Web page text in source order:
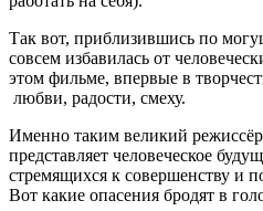
Так вот, приблизившись по
совсем избавилась от
этом фильме, впервые в
любви, радости, смеху.
Именно таким великий
представляет человеческое
стремящихся к совершенству и
Вот какие опасения бродят в